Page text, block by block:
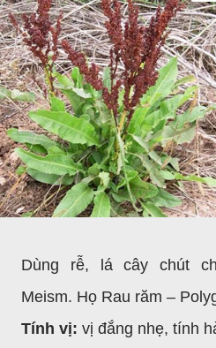
Dùng rễ, lá cây chút
Meism. Họ Rau răm –
Tính vị: vị đắng nhẹ, tính